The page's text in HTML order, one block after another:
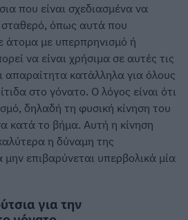
που είναι σχεδιασμένα να
όπως αυτά που
άτομα με υπερπρηνισμό ή
να είναι χρήσιμα σε αυτές τις
απαραίτητα κατάλληλα για όλους
στο γόνατο. Ο λόγος είναι ότι
δηλαδή τη φυσική κίνηση του
κατά το βήμα. Αυτή η κίνηση
η δύναμη της
επιβαρύνεται υπερβολικά μία
για την